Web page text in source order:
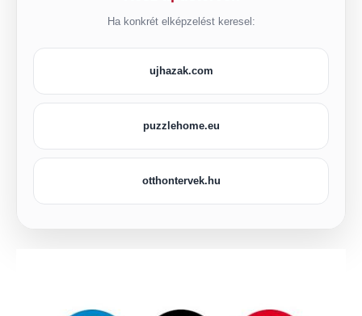
Ha konkrét elképzelést keresel:
ujhazak.com
puzzlehome.eu
otthontervek.hu